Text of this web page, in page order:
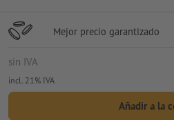
Mejor precio garantizado
sin IVA
incl. 21% IVA
Añadir a la